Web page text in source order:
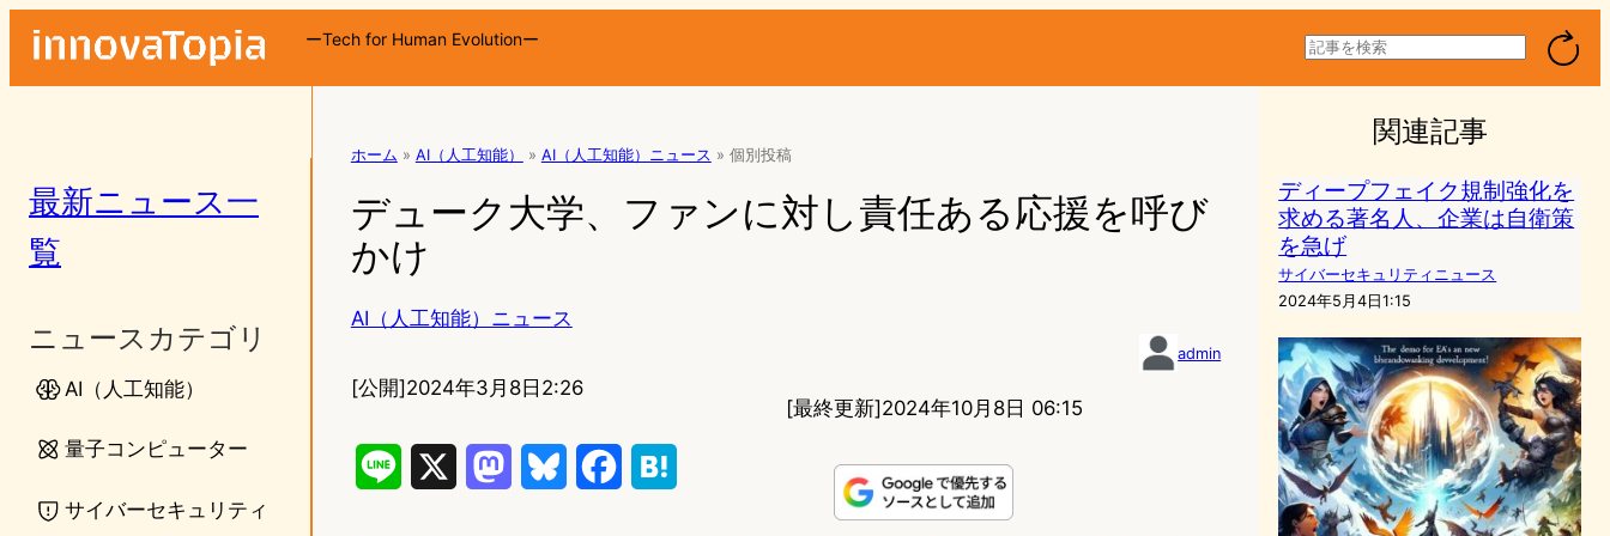
ーTech for Human Evolutionー
検
索
最新ニュース一
覧
ニュースカテゴリ
AI（人工知能）
量子コンピューター
サイバーセキュリティ
ホーム » AI（人工知能） » AI（人工知能）ニュース » 個別投稿
デューク大学、ファンに対し責任ある応援を呼び
かけ
AI（人工知能）ニュース
admin
[公開]2024年3月8日2:26
[最終更新]2024年10月8日 06:15
関連記事
ディープフェイク規制強化を
求める著名人、企業は自衛策
を急げ
サイバーセキュリティニュース
2024年5月4日1:15